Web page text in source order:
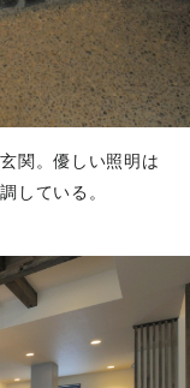
関。優しい照明は
している。